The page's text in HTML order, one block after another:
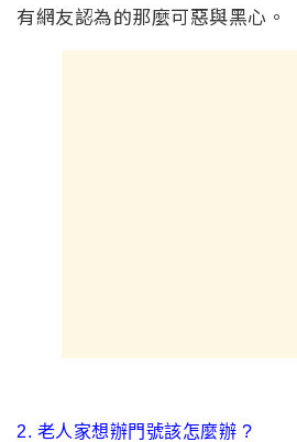
有網友認為的那麼可惡與黑心。
2. 老人家想辦門號該怎麼辦 ?